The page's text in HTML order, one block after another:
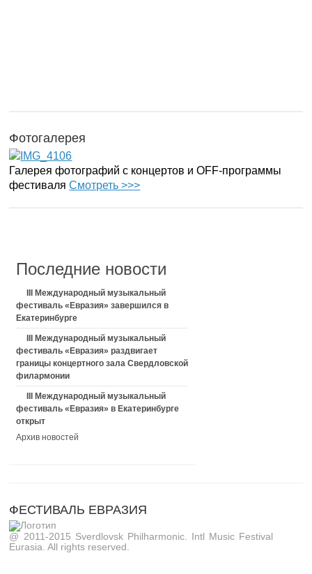
Фотогалерея
Галерея фотографий с концертов и OFF-программы
фестиваляСмотреть >>>
Последние новости
III Международный музыкальный
фестиваль «Евразия» завершился в
Екатеринбурге
III Международный музыкальный
фестиваль «Евразия» раздвигает
границы концертного зала Свердловской
филармонии
III Международный музыкальный
фестиваль «Евразия» в Екатеринбурге
открыт
Архив новостей
ФЕСТИВАЛЬ ЕВРАЗИЯ
@ 2011-2015 Sverdlovsk Philharmonic. Intl Music Festival
Eurasia. All rights reserved.